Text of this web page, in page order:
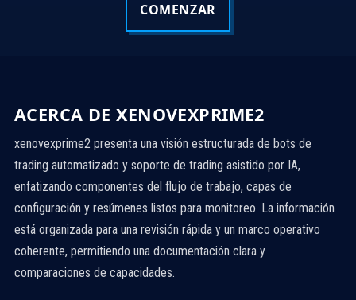
COMENZAR
ACERCA DE XENOVEXPRIME2
xenovexprime2 presenta una visión estructurada de bots de
trading automatizado y soporte de trading asistido por IA,
enfatizando componentes del flujo de trabajo, capas de
configuración y resúmenes listos para monitoreo. La información
está organizada para una revisión rápida y un marco operativo
coherente, permitiendo una documentación clara y
comparaciones de capacidades.